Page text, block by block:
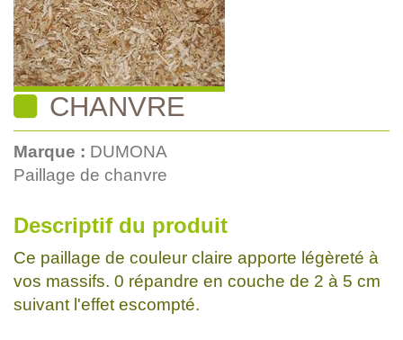
CHANVRE
Marque : DUMONA
Paillage de chanvre
Descriptif du produit
Ce paillage de couleur claire apporte légèreté à
vos massifs. 0 répandre en couche de 2 à 5 cm
suivant l'effet escompté.